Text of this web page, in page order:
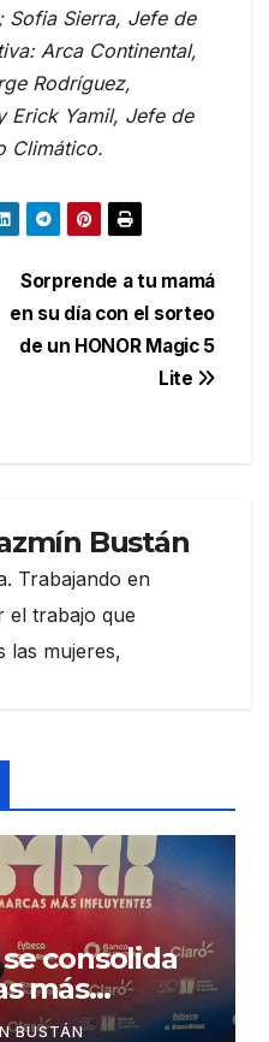
Sofia Sierra, Jefe de
Arca Continental,
Rodríguez,
Erick Yamil, Jefe de
Climático.
Sorprende a tu mamá
en su día con el sorteo
de un HONOR Magic 5
Lite
Bustán
Trabajando en
el trabajo que
las mujeres,
consolida
más
BUSTÁN